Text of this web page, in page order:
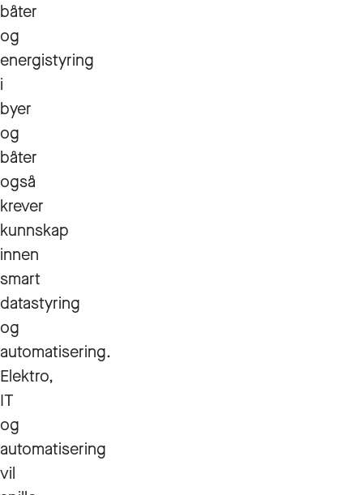
båter
og
energistyring
i
byer
og
båter
også
krever
kunnskap
innen
smart
datastyring
og
automatisering.
Elektro,
IT
og
automatisering
vil